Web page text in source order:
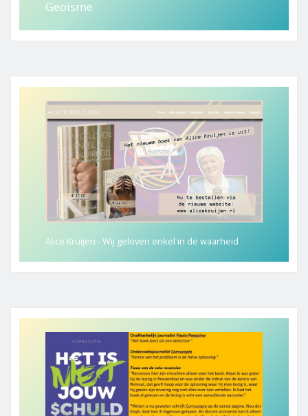
Geoisme
Alice Kruijen - Wij geloven enkel in de waarheid